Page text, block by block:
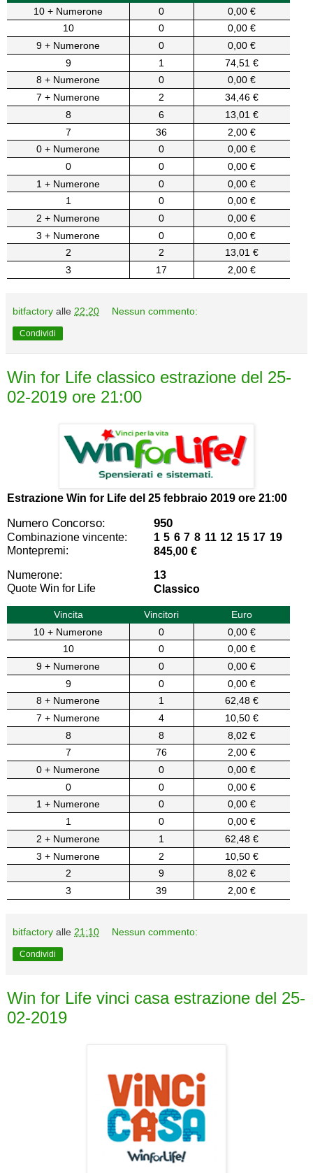
10 + Numerone
0
0,00 €
10
0
0,00 €
9 + Numerone
0
0,00 €
9
1
74,51 €
8 + Numerone
0
0,00 €
7 + Numerone
2
34,46 €
8
6
13,01 €
7
36
2,00 €
0 + Numerone
0
0,00 €
0
0
0,00 €
1 + Numerone
0
0,00 €
1
0
0,00 €
2 + Numerone
0
0,00 €
3 + Numerone
0
0,00 €
2
2
13,01 €
3
17 2,00 €
bitfactory alle 22:20 Nessun commento:
Condividi
Win for Life classico estrazione del 25-
02-2019 ore 21:00
Estrazione Win for Life del 25 febbraio 2019 ore 21:00
Numero Concorso: 950
Combinazione vincente:
1 5 6 7 8 11 12 15 17 19
Montepremi:
845,00 €
Numerone:
13
Quote Win for Life
Classico
Vincita Vincitori
Euro
10 + Numerone
0
0,00 €
10
0
0,00 €
9 + Numerone
0
0,00 €
9
0
0,00 €
8 + Numerone
1
62,48 €
7 + Numerone
4
10,50 €
8
8
8,02 €
7
76
2,00 €
0 + Numerone
0
0,00 €
0
0
0,00 €
1 + Numerone
0
0,00 €
1
0
0,00 €
2 + Numerone
1
62,48 €
3 + Numerone
2
10,50 €
2
9
8,02 €
3
39 2,00 €
bitfactory alle 21:10 Nessun commento:
Condividi
Win for Life vinci casa estrazione del 25-
02-2019